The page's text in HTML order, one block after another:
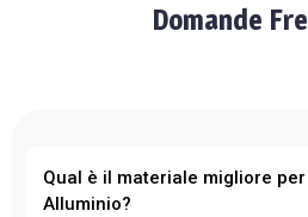
Domande
Qual è il materiale migliore
Alluminio?